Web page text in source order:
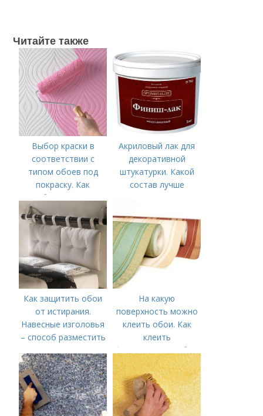
Читайте также
Выбор краски в
соответствии с
типом обоев под
покраску. Как
подбирать краску
под каждую
разновидность
основы?
Акриловый лак для
декоративной
штукатурки. Какой
состав лучше
Как защитить обои
от истирания.
Навесные изголовья
– способ разместить
пачкая обои
На какую
поверхность можно
клеить обои. Как
клеить
флизелиновые обои.
Подготовка и
разметка стен